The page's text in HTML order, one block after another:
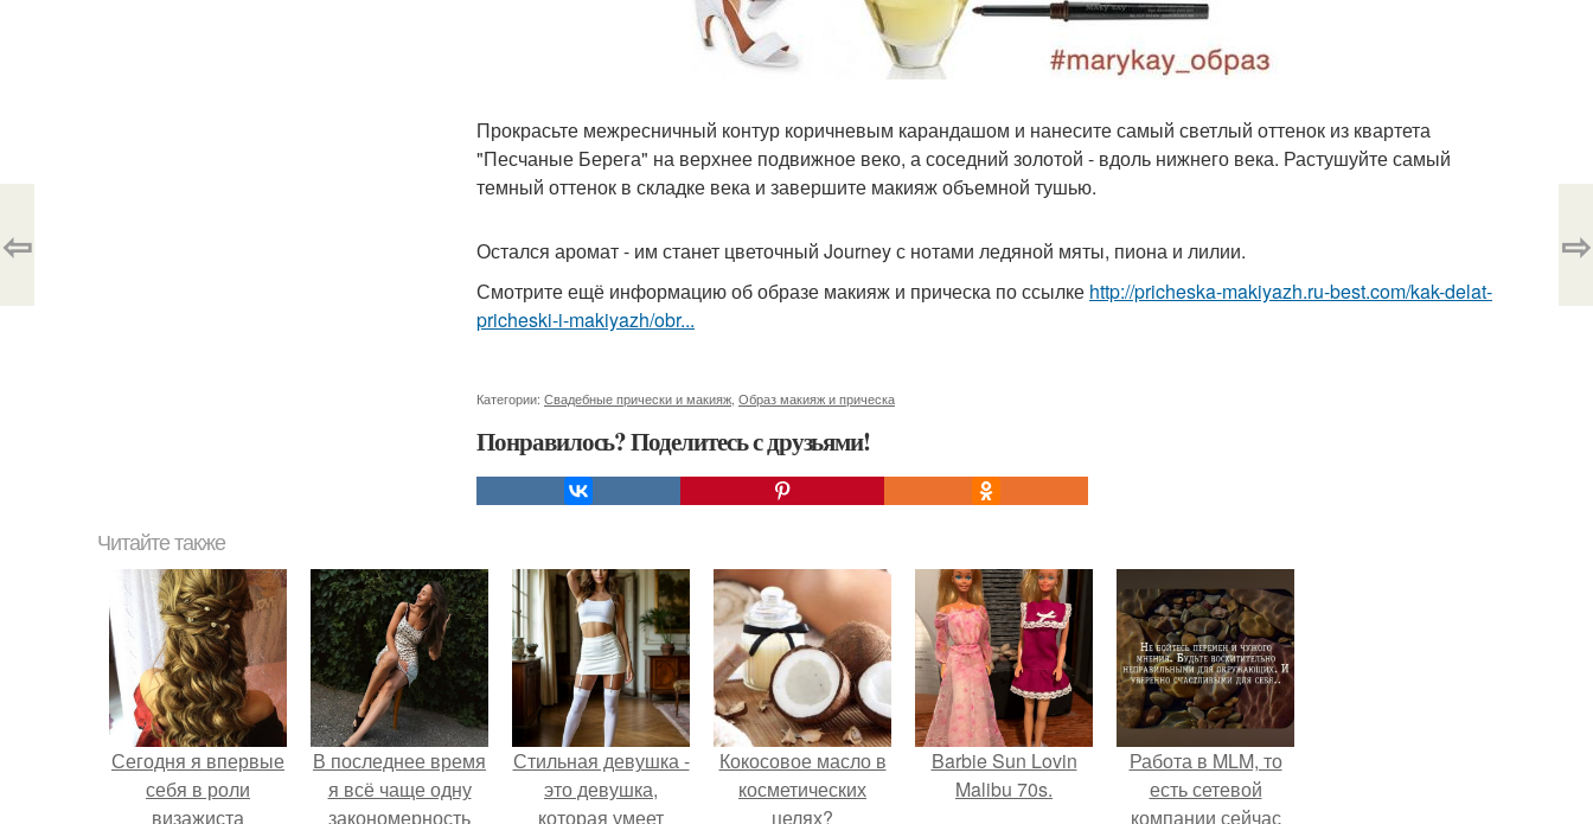
Прокрасьте межресничный контур коричневым карандашом и нанесите самый светлый оттенок из квартета
"Песчаные Берега" на верхнее подвижное веко, а соседний золотой - вдоль нижнего века. Растушуйте самый
темный оттенок в складке века и завершите макияж объемной тушью.
Остался аромат - им станет цветочный Journey с нотами ледяной мяты, пиона и лилии.
Смотрите ещё информацию об образе макияж и прическа по ссылке http://pricheska-makiyazh.ru-best.com/kak-delat-
pricheski-i-makiyazh/obr...
Категории: Свадебные прически и макияж Образ макияж и прическа
Понравилось? Поделитесь с друзьями!
⇦ ⇨
Читайте также
Сегодня я впервые
себя в роли
визажиста
В последнее время
я всё чаще одну
закономерность
Стильная девушка -
это девушка,
которая умеет
Кокосовое масло в
косметических
целях?
Barbie Sun Lovin
Malibu 70s.
Работа в MLM, то
есть сетевой
компании сейчас